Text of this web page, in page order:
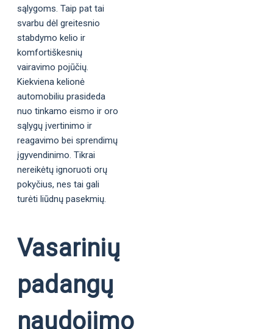
sąlygoms. Taip pat tai
svarbu dėl greitesnio
stabdymo kelio ir
komfortiškesnių
vairavimo pojūčių.
Kiekviena kelionė
automobiliu prasideda
nuo tinkamo eismo ir oro
sąlygų įvertinimo ir
reagavimo bei sprendimų
įgyvendinimo. Tikrai
nereikėtų ignoruoti orų
pokyčius, nes tai gali
turėti liūdnų pasekmių.
Vasarinių
padangų
naudojimo